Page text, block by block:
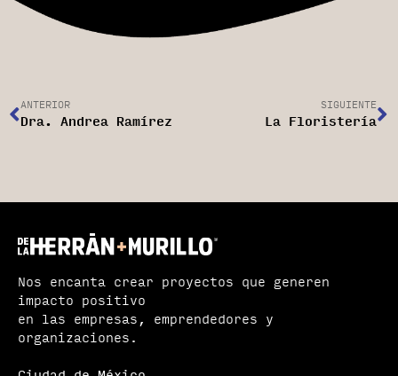
ANTERIOR
Dra. Andrea Ramírez
SIGUIENTE
La Floristería
Nos encanta crear proyectos que generen
impacto positivo
en las empresas, emprendedores y
organizaciones.